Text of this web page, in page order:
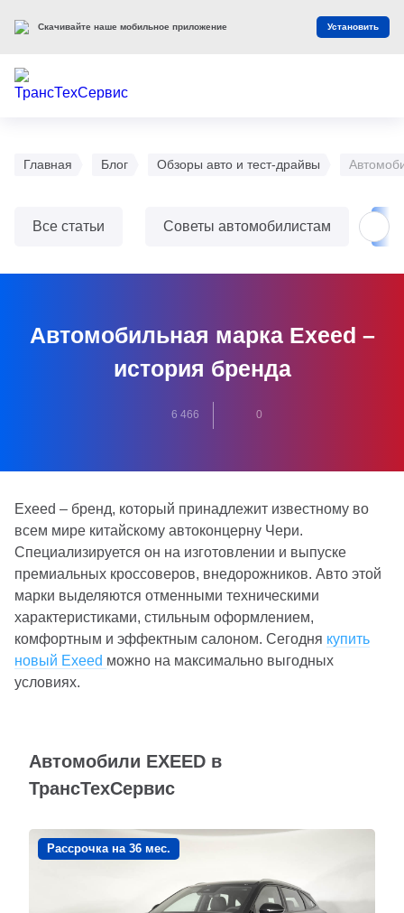
Главная Блог Обзоры авто и тест-драйвы
Все статьи Советы автомобилистам
Автомобильная марка Exeed –
история бренда
6 466 0
Exeed – бренд, который принадлежит известному во
всем мире китайскому автоконцерну Чери.
Специализируется он на изготовлении и выпуске
премиальных кроссоверов, внедорожников. Авто этой
марки выделяются отменными техническими
характеристиками, стильным оформлением,
комфортным и эффектным салоном. Сегодня купить
новый Exeed можно на максимально выгодных
условиях.
Автомобили EXEED в
ТрансТехСервис
Рассрочка на 36 мес.
Скачивайте наше мобильное приложение Установить